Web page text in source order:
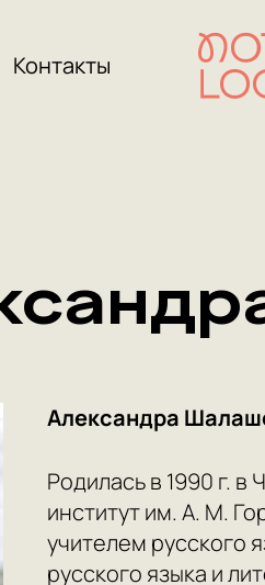
Контакты
Александра
Родилась в 1990 г.
институт им. А. М.
учителем русского
русского языка и